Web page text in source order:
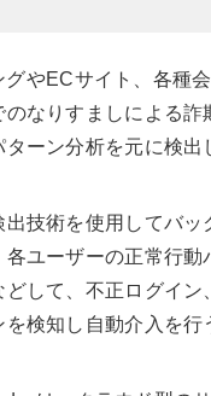
やECサイト、各種
なりすましによる詐
ーン分析を元に検出
技術を使用してバ
各ユーザーの正常行
して、不正ログイン
検知し自動介入を行